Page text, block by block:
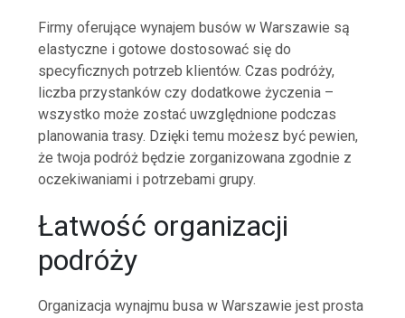
Firmy oferujące wynajem busów w Warszawie są
elastyczne i gotowe dostosować się do
specyficznych potrzeb klientów. Czas podróży,
liczba przystanków czy dodatkowe życzenia –
wszystko może zostać uwzględnione podczas
planowania trasy. Dzięki temu możesz być pewien,
że twoja podróż będzie zorganizowana zgodnie z
oczekiwaniami i potrzebami grupy.
Łatwość organizacji
podróży
Organizacja wynajmu busa w Warszawie jest prosta